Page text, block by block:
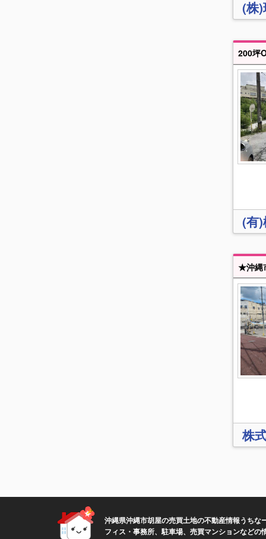
(株
(有
株
沖縄県沖縄市胡屋の売買土地の不動産情報うち
フィス・事務所、駐車場、売買マンションなど